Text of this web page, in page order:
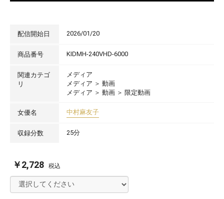
配信開始日 2026/01/20
商品番号 KIDMH-240VHD-6000
関連カテゴ
リ
メディア
メディア ＞ 動画
メディア ＞ 動画 ＞ 限定動画
女優名 中村麻友子
収録分数 25分
￥2,728 税込